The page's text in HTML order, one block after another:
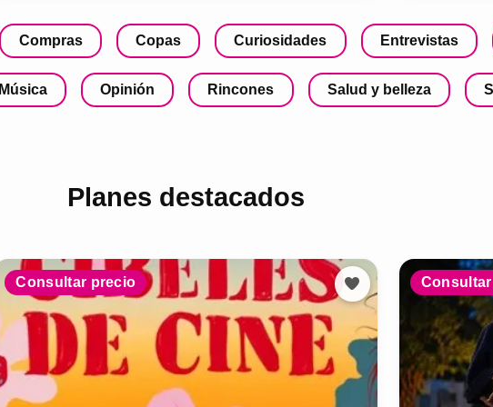
Compras Copas Curiosidades Entrevistas
Música Opinión Rincones Salud y belleza
Planes destacados
Consultar precio